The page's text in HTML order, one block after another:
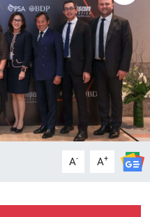
A- A+